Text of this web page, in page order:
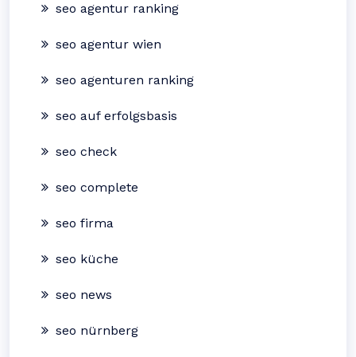
seo agentur ranking
seo agentur wien
seo agenturen ranking
seo auf erfolgsbasis
seo check
seo complete
seo firma
seo küche
seo news
seo nürnberg